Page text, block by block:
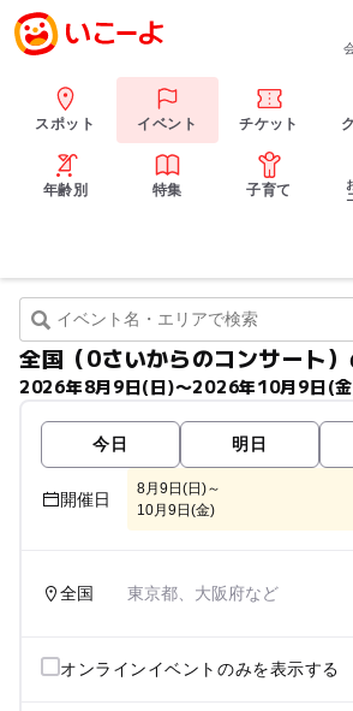
スポット イベント チケット
年齢別 特集 子育て
全国（0さいからのコンサート）
2026年8月9日(日)〜2026年10月9日(
今日 明日
開催日
8月9日(日)～
10月9日(金)
全国 東京都、大阪府など
オンラインイベントのみを表示する